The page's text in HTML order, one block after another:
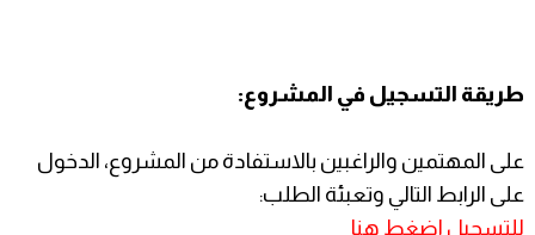
طريقة التسجيل في المشروع:
على المهتمين والراغبين بالاستفادة من المشروع، الدخول
على الرابط التالي وتعبئة الطلب:
للتسجيل اضغط هنا